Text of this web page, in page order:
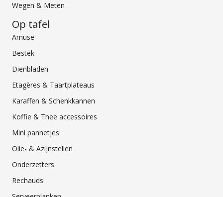
Wegen & Meten
Op tafel
Amuse
Bestek
Dienbladen
Etagères & Taartplateaus
Karaffen & Schenkkannen
Koffie & Thee accessoires
Mini pannetjes
Olie- & Azijnstellen
Onderzetters
Rechauds